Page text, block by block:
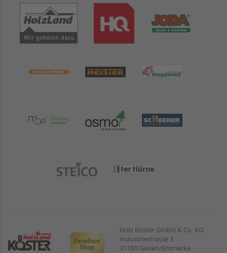
Holz Köster GmbH & Co. KG
Industriestrasse 3
31180 Giesen/Emmerke